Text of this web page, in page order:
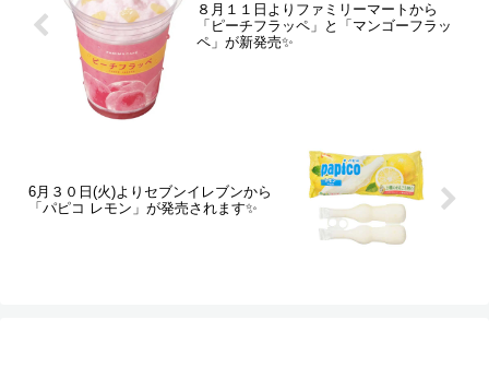
８月１１日よりファミリーマートから
「ピーチフラッペ」と「マンゴーフラッ
ペ」が新発売✨
6月３０日(火)よりセブンイレブンから
「パピコ レモン」が発売されます✨